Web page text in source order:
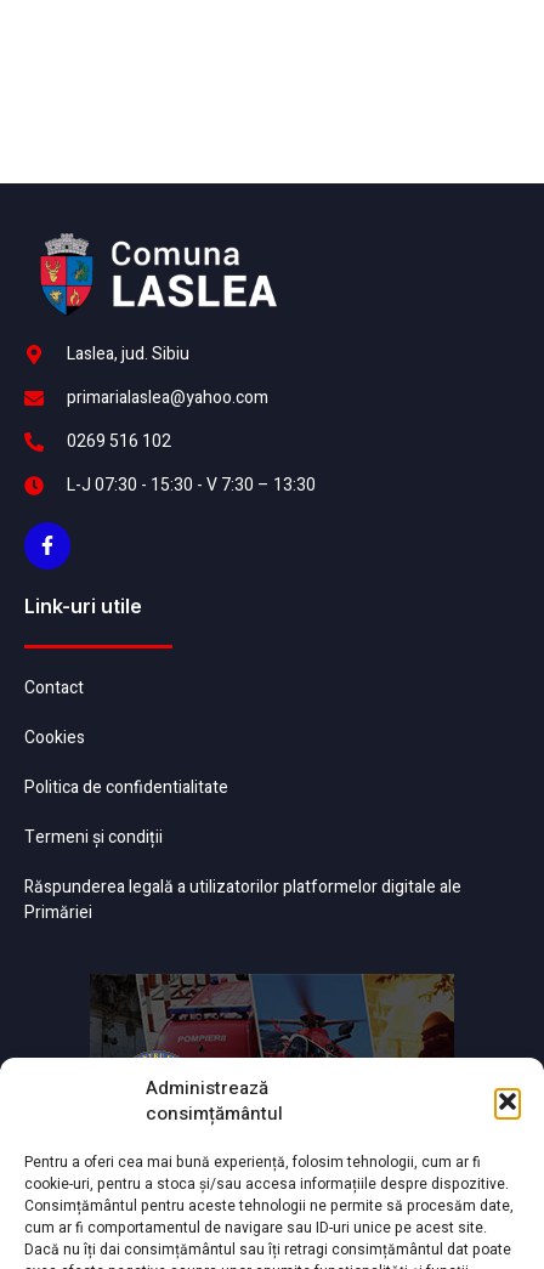
Administrează
consimțământul
Pentru a oferi cea mai bună experiență, folosim tehnologii, cum ar fi
cookie-uri, pentru a stoca și/sau accesa informațiile despre dispozitive.
Consimțământul pentru aceste tehnologii ne permite să procesăm date,
cum ar fi comportamentul de navigare sau ID-uri unice pe acest site.
Dacă nu îți dai consimțământul sau îți retragi consimțământul dat poate
Laslea, jud. Sibiu
primarialaslea@yahoo.com
0269 516 102
L-J 07:30 - 15:30 - V 7:30 – 13:30
Link-uri utile
Contact
Cookies
Politica de confidentialitate
Termeni și condiții
Răspunderea legală a utilizatorilor platformelor digitale ale
Primăriei